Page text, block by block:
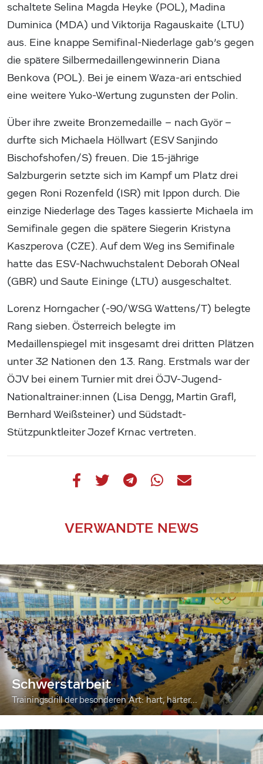
schaltete Selina Magda Heyke (POL), Madina
Duminica (MDA) und Viktorija Ragauskaite (LTU)
aus. Eine knappe Semifinal-Niederlage gab’s gegen
die spätere Silbermedaillengewinnerin Diana
Benkova (POL). Bei je einem Waza-ari entschied
eine weitere Yuko-Wertung zugunsten der Polin.
Über ihre zweite Bronzemedaille – nach Györ –
durfte sich Michaela Höllwart (ESV Sanjindo
Bischofshofen/S) freuen. Die 15-jährige
Salzburgerin setzte sich im Kampf um Platz drei
gegen Roni Rozenfeld (ISR) mit Ippon durch. Die
einzige Niederlage des Tages kassierte Michaela im
Semifinale gegen die spätere Siegerin Kristyna
Kaszperova (CZE). Auf dem Weg ins Semifinale
hatte das ESV-Nachwuchstalent Deborah O´Neal
(GBR) und Saute Eininge (LTU) ausgeschaltet.
Lorenz Horngacher (-90/WSG Wattens/T) belegte
Rang sieben. Österreich belegte im
Medaillenspiegel mit insgesamt drei dritten Plätzen
unter 32 Nationen den 13. Rang. Erstmals war der
ÖJV bei einem Turnier mit drei ÖJV-Jugend-
Nationaltrainer:innen (Lisa Dengg, Martin Grafl,
Bernhard Weißsteiner) und Südstadt-
Stützpunktleiter Jozef Krnac vertreten.
VERWANDTE NEWS
Schwerstarbeit
Trainingsdrill der besonderen Art: hart, härter...